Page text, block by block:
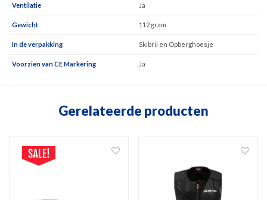
Ventilatie Ja
Gewicht 112 gram
In de verpakking Skibril en Opberghoesje
Voorzien van CE Markering Ja
Gerelateerde producten